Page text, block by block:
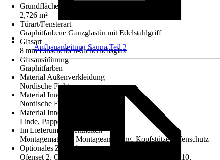
Grundfläche
2,726 m²
Türart/Fensterart
Graphitfarbene Ganzglastür mit Edelstahlgriff
Glasart
8 mm Einscheiben-Sicherheitsglas
Glasausführung
Graphitfarben
Material Außenverkleidung
Nordische Fichte
Material Innenverkleidung
Nordische Fichte
Material Innenausstattung
Linde, Pappel
Im Lieferumfang enthalten
Montagematerial, Montageanleitung, Kopfstütze, Ofenschutz
Optionales Zubehör
Ofenset 2, Ofenset 3, Ofenset 6, Ofenset 7, Ofenset 10,
Aufbauanleitung Sauna Teil 2